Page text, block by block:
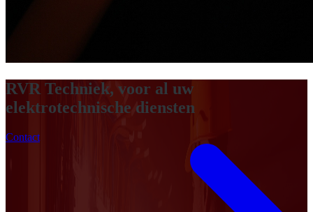
RVR Techniek, voor al uw
elektrotechnische diensten
Contact